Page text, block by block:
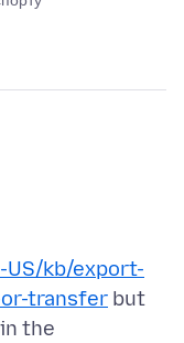
kb/export-
transfer but
the